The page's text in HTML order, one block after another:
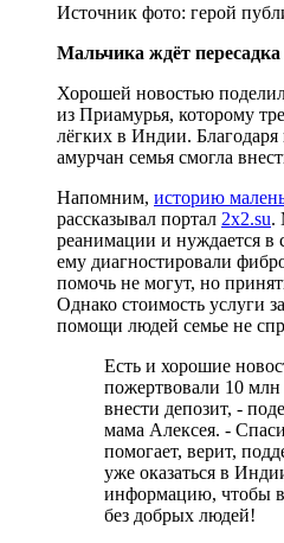
Источник фото: герой
Мальчика ждёт пересадка
Хорошей новостью
из Приамурья, которому
лёгких в Индии.
амурчан семья смогла
Напомним, историю
рассказывал портал 2x2.su.
реанимации и нуждается в
ему диагностировали
помочь не могут, но
Однако стоимость услуги
помощи людей семье не
Есть и хорошие
пожертвовали 10
внести депозит, -
мама Алексея. -
помогает, верит,
уже оказаться в
информацию, чтобы
без добрых людей!